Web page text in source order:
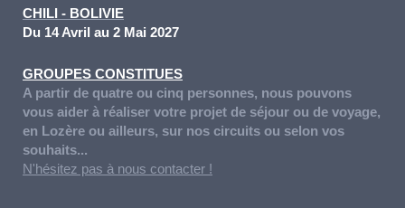
CHILI - BOLIVIE
Du 14 Avril au 2 Mai 2027
GROUPES CONSTITUES
A partir de quatre ou cinq personnes, nous pouvons
vous aider à réaliser votre projet de séjour ou de voyage,
en Lozère ou ailleurs, sur nos circuits ou selon vos
souhaits...
N'hésitez pas à nous contacter !